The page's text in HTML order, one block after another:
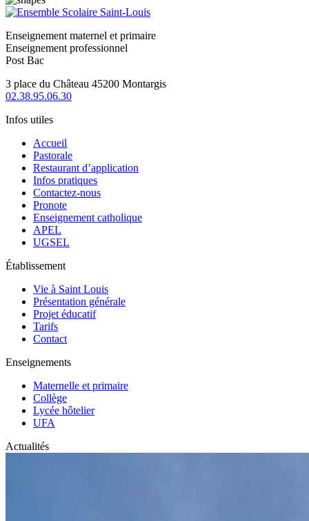
Enseignement maternel et primaire
Enseignement professionnel
Post Bac
3 place du Château 45200 Montargis
02.38.95.06.30
Infos utiles
Accueil
Pastorale
Restaurant d’application
Infos pratiques
Contactez-nous
Pronote
Enseignement catholique
APEL
UGSEL
Établissement
Vie à Saint Louis
Présentation générale
Projet éducatif
Tarifs
Contact
Enseignements
Maternelle et primaire
Collège
Lycée hôtelier
UFA
Actualités